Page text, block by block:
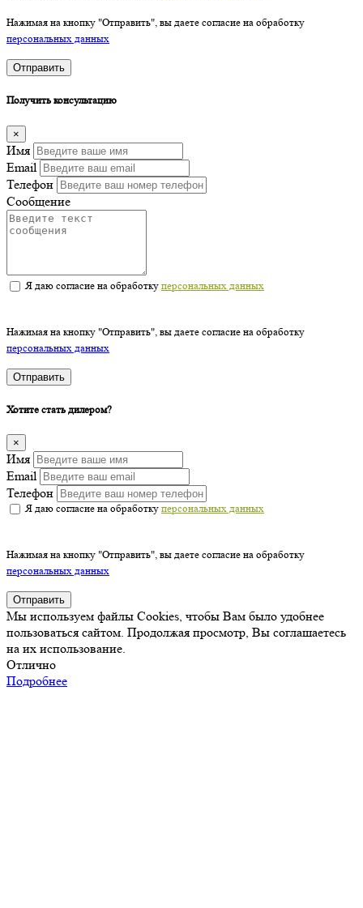
Нажимая на кнопку "Отправить", вы даете согласие на обработку
персональных данных
Отправить
Получить консультацию
×
Имя
Email
Телефон
Сообщение
Я даю согласие на обработку персональных данных
Нажимая на кнопку "Отправить", вы даете согласие на обработку
персональных данных
Отправить
Хотите стать дилером?
×
Имя
Email
Телефон
Я даю согласие на обработку персональных данных
Нажимая на кнопку "Отправить", вы даете согласие на обработку
персональных данных
Отправить
Мы используем файлы Cookies, чтобы Вам было удобнее
пользоваться сайтом. Продолжая просмотр, Вы соглашаетесь
на их использование.
Отлично
Подробнее